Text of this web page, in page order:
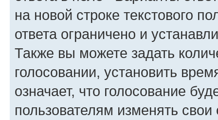
на новой строке текстового
ответа ограничено и
Также вы можете задать
голосовании, установить
означает, что голосование
пользователям изменять свои